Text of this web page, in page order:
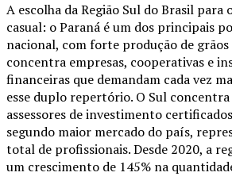
A escolha da Região Sul do Brasil para
casual: o Paraná é um dos principais
nacional, com forte produção de
concentra empresas, cooperativas e
financeiras que demandam cada vez
esse duplo repertório. O Sul
assessores de investimento
segundo maior mercado do país,
total de profissionais. Desde 2020, a
um crescimento de 145% na